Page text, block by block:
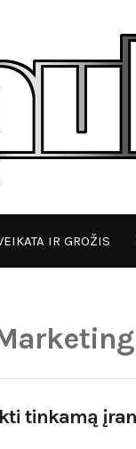
IR GROŽIS
tinkamą